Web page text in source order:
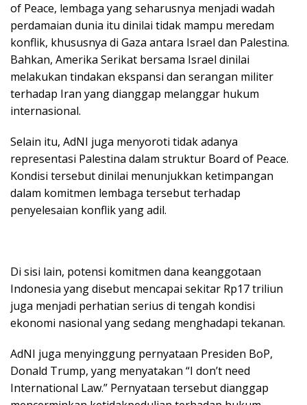
of Peace, lembaga yang seharusnya menjadi wadah
perdamaian dunia itu dinilai tidak mampu meredam
konflik, khususnya di Gaza antara Israel dan Palestina.
Bahkan, Amerika Serikat bersama Israel dinilai
melakukan tindakan ekspansi dan serangan militer
terhadap Iran yang dianggap melanggar hukum
internasional.
Selain itu, AdNI juga menyoroti tidak adanya
representasi Palestina dalam struktur Board of Peace.
Kondisi tersebut dinilai menunjukkan ketimpangan
dalam komitmen lembaga tersebut terhadap
penyelesaian konflik yang adil.
Di sisi lain, potensi komitmen dana keanggotaan
Indonesia yang disebut mencapai sekitar Rp17 triliun
juga menjadi perhatian serius di tengah kondisi
ekonomi nasional yang sedang menghadapi tekanan.
AdNI juga menyinggung pernyataan Presiden BoP,
Donald Trump, yang menyatakan “I don’t need
International Law.” Pernyataan tersebut dianggap